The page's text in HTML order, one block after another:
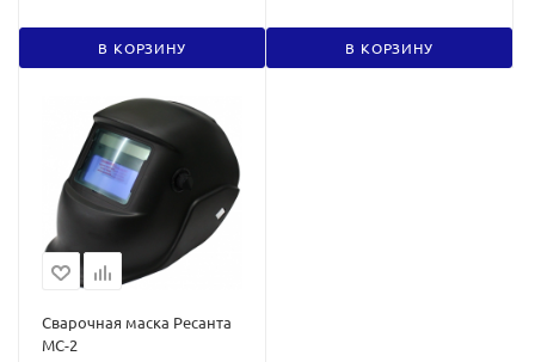
В КОРЗИНУ В КОРЗИНУ
Сварочная маска Ресанта
МС-2